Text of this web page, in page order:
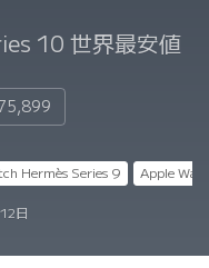
10 世界最安値
Hermès Series 9 Apple
日